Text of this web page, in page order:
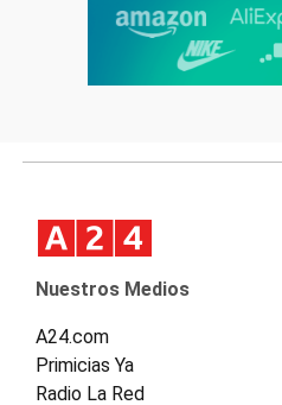
Nuestros Medios
A24.com
Primicias Ya
Radio La Red